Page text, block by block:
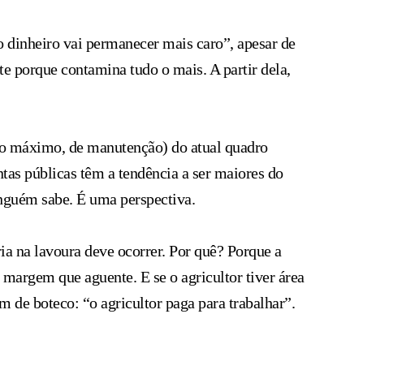
vai permanecer mais caro”, apesar de
porque contamina tudo o mais. A partir dela,
máximo, de manutenção) do atual quadro
públicas têm a tendência a ser maiores do
sabe. É uma perspectiva.
na lavoura deve ocorrer. Por quê? Porque a
que aguente. E se o agricultor tiver área
de boteco: “o agricultor paga para trabalhar”.